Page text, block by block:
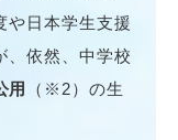
や日本学生支援
、依然、中学校
用
（※2）の生